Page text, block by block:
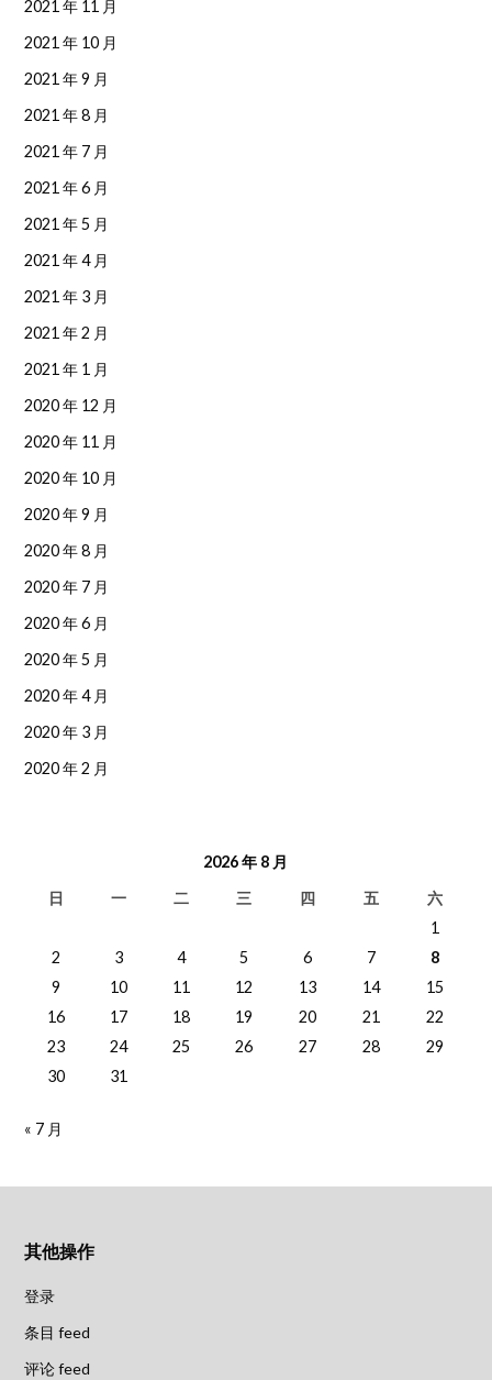
2021 年 11 月
2021 年 10 月
2021 年 9 月
2021 年 8 月
2021 年 7 月
2021 年 6 月
2021 年 5 月
2021 年 4 月
2021 年 3 月
2021 年 2 月
2021 年 1 月
2020 年 12 月
2020 年 11 月
2020 年 10 月
2020 年 9 月
2020 年 8 月
2020 年 7 月
2020 年 6 月
2020 年 5 月
2020 年 4 月
2020 年 3 月
2020 年 2 月
2026 年 8 月
日 一 二 三 四 五 六
1
2
3 4 5 6 7
8
9
10 11 12 13 14
15
16
17 18 19 20 21
22
23
24 25 26 27 28
29
30
31
« 7 月
其他操作
登录
条目 feed
评论 feed